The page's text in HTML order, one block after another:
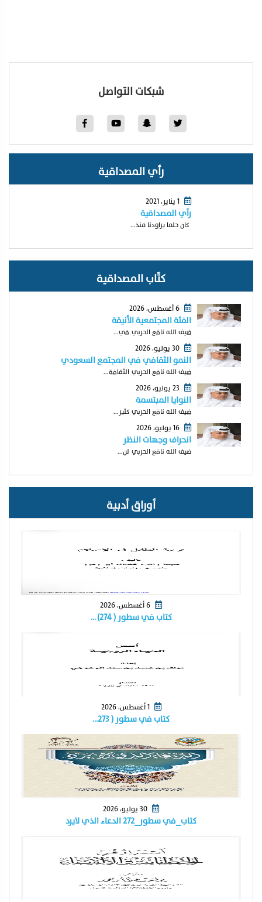
شبكات التواصل
رأي المصداقية
1 يناير، 2021
رآي المصداقية
كان حلما يراودنا منذ...
كتّاب المصداقية
6 أغسطس، 2026
الفئة المجتمعية الأنيقة
ضيف الله نافع الحربي في...
30 يوليو، 2026
النمو الثقافي في المجتمع السعودي
ضيف الله نافع الحربي الثقافة...
النوايا المبتسمة
ضيف الله نافع الحربي كثير...
16 يوليو، 2026
انحراف وجهات النظر
ضيف الله نافع الحربي لن...
أوراق أدبية
كتاب في سطور ( ٢٧٤) …
1 أغسطس، 2026
كتاب في سطور ( ٢٧٣…
كتاب_في سطور_٢٧٢ الدعاء الذي لايرد